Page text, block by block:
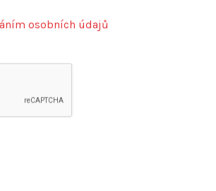
osobních údajů